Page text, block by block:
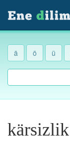
ä ö ü
kärsizlik